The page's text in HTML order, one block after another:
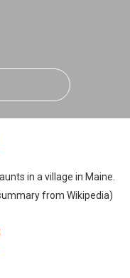
in a village in Maine.
from Wikipedia)